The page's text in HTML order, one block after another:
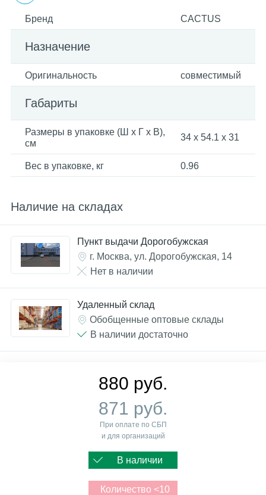
Бренд CACTUS
Назначение
Оригинальность совместимый
Габариты
Размеры в упаковке (Ш x Г x В),
см
34 x 54.1 x 31
Вес в упаковке, кг 0.96
Наличие на складах
Пункт выдачи Дорогобужская
г. Москва, ул. Дорогобужская, 14
Нет в наличии
Удаленный склад
Обобщенные оптовые склады
В наличии достаточно
880 руб.
871 руб.
При оплате по СБП
и для организаций
В наличии
Количество <10